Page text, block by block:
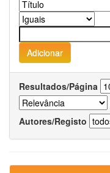
Resultados/Página
Autores/Registo